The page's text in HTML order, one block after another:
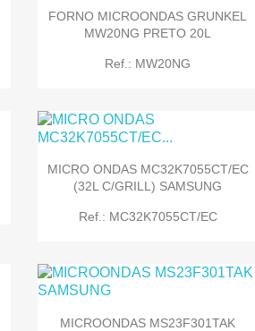
FORNO MICROONDAS GRUNKEL
MW20NG PRETO 20L
Ref.: MW20NG
MICRO ONDAS MC32K7055CT/EC
(32L C/GRILL) SAMSUNG
Ref.: MC32K7055CT/EC
MICROONDAS MS23F301TAK